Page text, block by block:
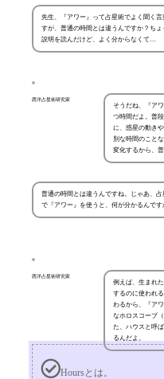
先生、『アワー』って占星術でよく聞く言
すが、普通の時間とは違うんですか？ちょ
説明を読んだけど、よく分からなくて…
西洋占星術研究家
そうだね、『ア
つ時間だよ。普
に、惑星の動き
別な時間のこと
変化するから、
普通の時間とは違うんですね。じゃあ、占
で『アワー』を使うと、何が分かるんです
西洋占星術研究家
例えば、生まれ
するのに使われ
わるから、『ア
なホロスコープ
た、ハウスと呼
るんだよ。
Hoursとは。